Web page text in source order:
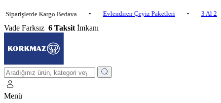
Kargo Bedava • Evlendiren Çeyiz Paketleri • 3 Al 2 Öde
Vade Farksız 6 Taksit İmkanı
Menü